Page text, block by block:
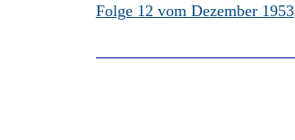
Folge 12 vom Dezember 1953